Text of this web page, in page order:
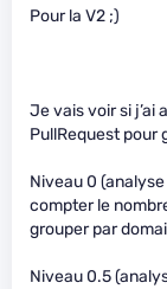
Pour la V2 ;)
Je vais voir si j’ai
PullRequest pour
Niveau 0
compter le
grouper par
Niveau 0.5